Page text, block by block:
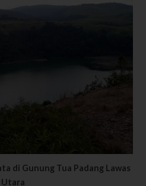
di Gunung Tua Padang Lawas
Utara